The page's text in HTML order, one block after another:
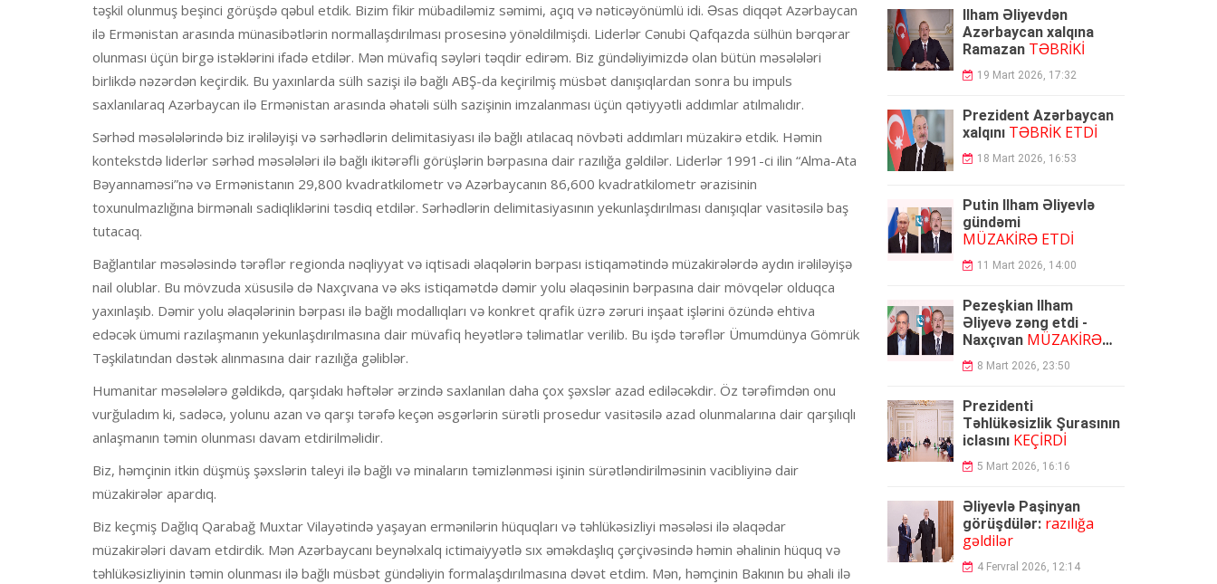
təşkil olunmuş beşinci görüşdə qəbul etdik. Bizim fikir mübadiləmiz səmimi, açıq və nəticəyönümlü idi. Əsas diqqət Azərbaycan
ilə Ermənistan arasında münasibətlərin normallaşdırılması prosesinə yönəldilmişdi. Liderlər Cənubi Qafqazda sülhün bərqərar
olunması üçün birgə istəklərini ifadə etdilər. Mən müvafiq səyləri təqdir edirəm. Biz gündəliyimizdə olan bütün məsələləri
birlikdə nəzərdən keçirdik. Bu yaxınlarda sülh sazişi ilə bağlı ABŞ-da keçirilmiş müsbət danışıqlardan sonra bu impuls
saxlanılaraq Azərbaycan ilə Ermənistan arasında əhatəli sülh sazişinin imzalanması üçün qətiyyətli addımlar atılmalıdır.
Sərhəd məsələlərində biz irəliləyişi və sərhədlərin delimitasiyası ilə bağlı atılacaq növbəti addımları müzakirə etdik. Həmin
kontekstdə liderlər sərhəd məsələləri ilə bağlı ikitərəfli görüşlərin bərpasına dair razılığa gəldilər. Liderlər 1991-ci ilin “Alma-Ata
Bəyannaməsi”nə və Ermənistanın 29,800 kvadratkilometr və Azərbaycanın 86,600 kvadratkilometr ərazisinin
toxunulmazlığına birmənalı sadiqliklərini təsdiq etdilər. Sərhədlərin delimitasiyasının yekunlaşdırılması danışıqlar vasitəsilə baş
tutacaq.
Bağlantılar məsələsində tərəflər regionda nəqliyyat və iqtisadi əlaqələrin bərpası istiqamətində müzakirələrdə aydın irəliləyişə
nail olublar. Bu mövzuda xüsusilə də Naxçıvana və əks istiqamətdə dəmir yolu əlaqəsinin bərpasına dair mövqelər olduqca
yaxınlaşıb. Dəmir yolu əlaqələrinin bərpası ilə bağlı modallıqları və konkret qrafik üzrə zəruri inşaat işlərini özündə ehtiva
edəcək ümumi razılaşmanın yekunlaşdırılmasına dair müvafiq heyətlərə təlimatlar verilib. Bu işdə tərəflər Ümumdünya Gömrük
Təşkilatından dəstək alınmasına dair razılığa gəliblər.
Humanitar məsələlərə gəldikdə, qarşıdakı həftələr ərzində saxlanılan daha çox şəxslər azad ediləcəkdir. Öz tərəfimdən onu
vurğuladım ki, sadəcə, yolunu azan və qarşı tərəfə keçən əsgərlərin sürətli prosedur vasitəsilə azad olunmalarına dair qarşılıqlı
anlaşmanın təmin olunması davam etdirilməlidir.
Biz, həmçinin itkin düşmüş şəxslərin taleyi ilə bağlı və minaların təmizlənməsi işinin sürətləndirilməsinin vacibliyinə dair
müzakirələr apardıq.
Biz keçmiş Dağlıq Qarabağ Muxtar Vilayətində yaşayan ermənilərin hüquqları və təhlükəsizliyi məsələsi ilə əlaqədar
müzakirələri davam etdirdik. Mən Azərbaycanı beynəlxalq ictimaiyyətlə sıx əməkdaşlıq çərçivəsində həmin əhalinin hüquq və
təhlükəsizliyinin təmin olunması ilə bağlı müsbət gündəliyin formalaşdırılmasına dəvət etdim. Mən, həmçinin Bakının bu əhali ilə
İlham Əliyevdən
Azərbaycan xalqına
Ramazan TƏBRİKİ
19 Mart 2026, 17:32
Prezident Azərbaycan
xalqını TƏBRİK ETDİ
18 Mart 2026, 16:53
Putin İlham Əliyevlə
gündəmi
MÜZAKİRƏ ETDİ
11 Mart 2026, 14:00
Pezeşkian İlham
Əliyevə zəng etdi -
Naxçıvan MÜZAKİRƏ
OLUNDU
8 Mart 2026, 23:50
Prezidenti
Təhlükəsizlik Şurasının
iclasınıKEÇİRDİ
5 Mart 2026, 16:16
Əliyevlə Paşinyan
görüşdülər: razılığa
gəldilər
4 Fervral 2026, 12:14